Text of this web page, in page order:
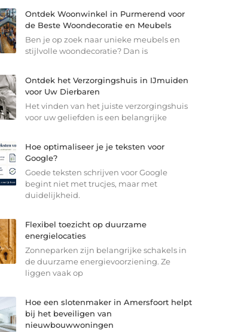
Ontdek Woonwinkel in Purmerend voor
de Beste Woondecoratie en Meubels
Ben je op zoek naar unieke meubels en
stijlvolle woondecoratie? Dan is
Ontdek het Verzorgingshuis in IJmuiden
voor Uw Dierbaren
Het vinden van het juiste verzorgingshuis
voor uw geliefden is een belangrijke
Hoe optimaliseer je je teksten voor
Google?
Goede teksten schrijven voor Google
begint niet met trucjes, maar met
duidelijkheid.
Flexibel toezicht op duurzame
energielocaties
Zonneparken zijn belangrijke schakels in
de duurzame energievoorziening. Ze
liggen vaak op
Hoe een slotenmaker in Amersfoort helpt
bij het beveiligen van
nieuwbouwwoningen